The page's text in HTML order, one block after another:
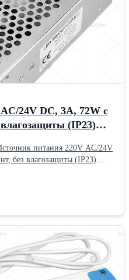
24V DC, 3A, 72W с
(IP23)
питания 220V AC/24V
без влагозащиты (IP23)
( Новосибирск )